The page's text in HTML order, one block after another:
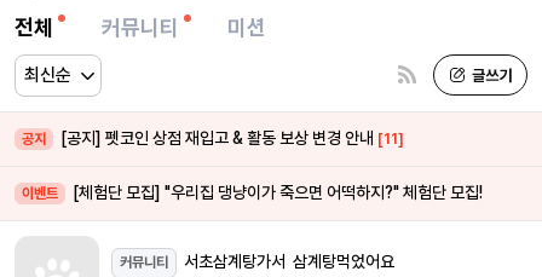
전체
커뮤니티 미션
공지 [공지] 펫코인 상점 재입고 & 활동 보상 변경 안내 [11]
이벤트 [체험단 모집] "우리집 댕냥이가 죽으면 어떡하지?" 체험단 모집!
커뮤니티 서초삼계탕가서 삼계탕먹었어요